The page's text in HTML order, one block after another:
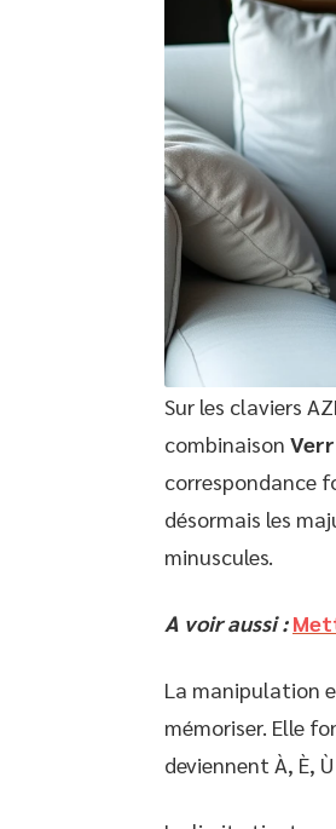
Sur les claviers
combinaison
correspondance
désormais les
minuscules.
A voir aussi :
La manipulation
mémoriser. Elle
deviennent À, È,